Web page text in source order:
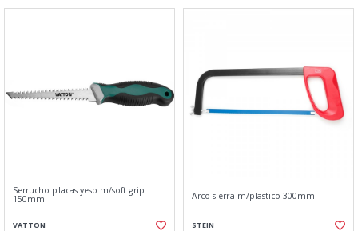
Serrucho placas yeso m/soft grip
150mm.
VATTON
Arco sierra m/plastico 300mm.
STEIN